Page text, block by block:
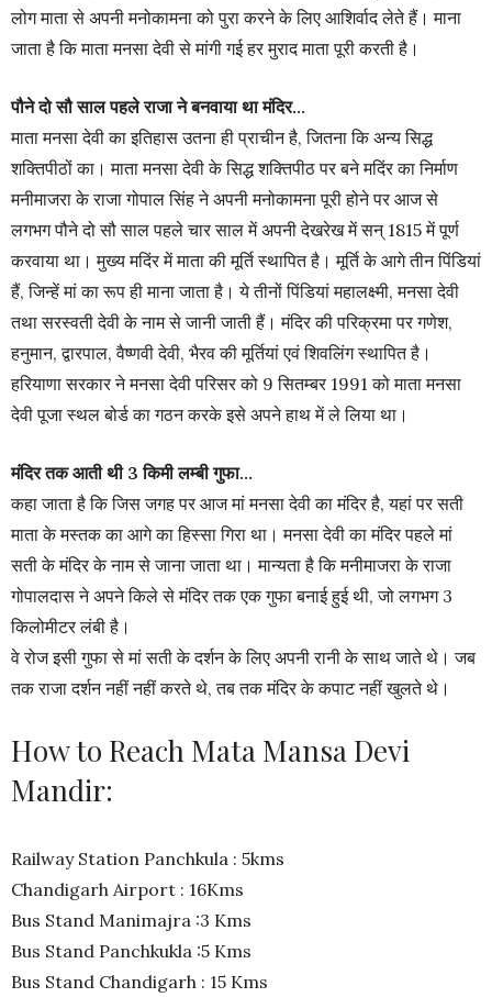
लोग माता से अपनी मनोकामना को पुरा करने के लिए आशिर्वाद लेते हैं। माना
जाता है कि माता मनसा देवी से मांगी गई हर मुराद माता पूरी करती है।
पौने दो सौ साल पहले राजा ने बनवाया था मंदिर…
माता मनसा देवी का इतिहास उतना ही प्राचीन है, जितना कि अन्य सिद्ध
शक्तिपीठों का। माता मनसा देवी के सिद्ध शक्तिपीठ पर बने मदिंर का निर्माण
मनीमाजरा के राजा गोपाल सिंह ने अपनी मनोकामना पूरी होने पर आज से
लगभग पौने दो सौ साल पहले चार साल में अपनी देखरेख में सन‌् 1815 में पूर्ण
करवाया था। मुख्य मदिंर में माता की मूर्ति स्थापित है। मूर्ति के आगे तीन पिंडियां
हैं, जिन्हें मां का रूप ही माना जाता है। ये तीनों पिंडियां महालक्ष्मी, मनसा देवी
तथा सरस्वती देवी के नाम से जानी जाती हैं। मंदिर की परिक्रमा पर गणेश,
हनुमान, द्वारपाल, वैष्णवी देवी, भैरव की मूर्तियां एवं शिवलिंग स्थापित है।
हरियाणा सरकार ने मनसा देवी परिसर को 9 सितम्बर 1991 को माता मनसा
देवी पूजा स्थल बोर्ड का गठन करके इसे अपने हाथ में ले लिया था।
मंदिर तक आती थी 3 किमी लम्बी गुफा…
कहा जाता है कि जिस जगह पर आज मां मनसा देवी का मंदिर है, यहां पर सती
माता के मस्तक का आगे का हिस्सा गिरा था। मनसा देवी का मंदिर पहले मां
सती के मंदिर के नाम से जाना जाता था। मान्यता है कि मनीमाजरा के राजा
गोपालदास ने अपने किले से मंदिर तक एक गुफा बनाई हुई थी, जो लगभग 3
किलोमीटर लंबी है।
वे रोज इसी गुफा से मां सती के दर्शन के लिए अपनी रानी के साथ जाते थे। जब
तक राजा दर्शन नहीं नहीं करते थे, तब तक मंदिर के कपाट नहीं खुलते थे।
How to Reach Mata Mansa Devi
Mandir:
Railway Station Panchkula : 5kms
Chandigarh Airport : 16Kms
Bus Stand Manimajra :3 Kms
Bus Stand Panchkukla :5 Kms
Bus Stand Chandigarh : 15 Kms